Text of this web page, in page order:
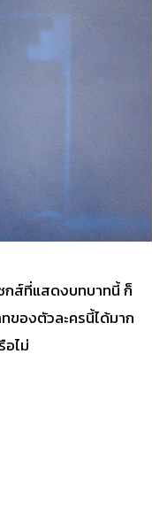
กส์ที่แสดงบทบาทนี้ ก็
ของตัวละครนี้ได้มาก
ไม่